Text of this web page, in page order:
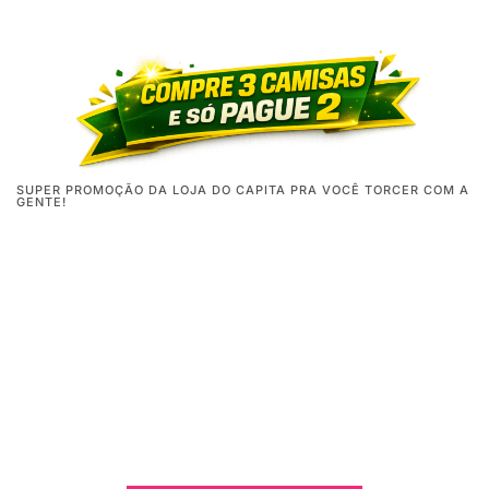
SUPER PROMOÇÃO DA LOJA DO CAPITA PRA VOCÊ TORCER COM A
GENTE!